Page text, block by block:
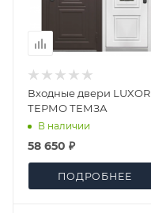
Входные двери LUXOR
ТЕРМО ТЕМЗА
В наличии
58 650 ₽
ПОДРОБНЕЕ